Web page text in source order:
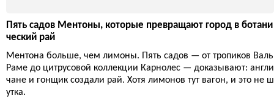
Пять садов Ментоны, которые превращают город в ботани
ческий рай
Ментона больше, чем лимоны. Пять садов — от тропиков Валь
Раме до цитрусовой коллекции Карнолес — доказывают: англи
чане и гонщик создали рай. Хотя лимонов тут вагон, и это не ш
утка.